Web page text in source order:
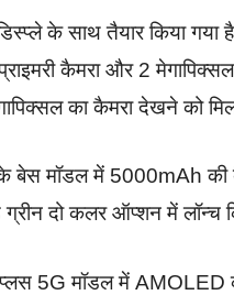
के साथ तैयार किया गया
कैमरा और 2
का कैमरा देखने को
बेस मॉडल में 5000mAh की
दो कलर ऑप्शन में लॉन्च
5G मॉडल में AMOLED